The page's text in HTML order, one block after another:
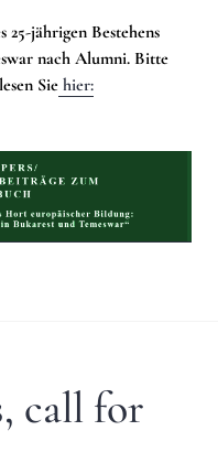
jährigen Bestehens
nach Alumni. Bitte
Sie hier:
call for